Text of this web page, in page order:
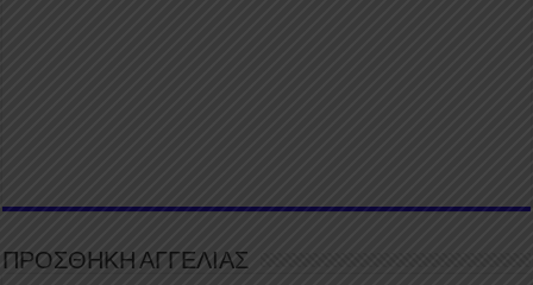
ΠΡΟΣΘΗΚΗ ΑΓΓΕΛΙΑΣ